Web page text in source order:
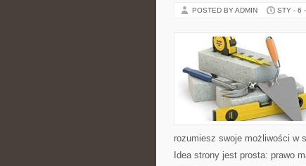
POSTED BY ADMIN STY - 6
rozumiesz swoje możliwości w
Idea strony jest prosta: prawo